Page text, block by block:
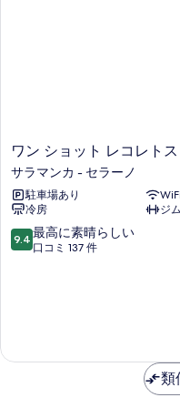
ワ
ン
シ
ョ
ッ
ト
レ
マ
ワン ショット レコレトス
サラマンカ - セラーノ
駐車場あり
冷房
ジム
10
段
素
9.4 最高に素晴らしい
口コミ 137 件
類